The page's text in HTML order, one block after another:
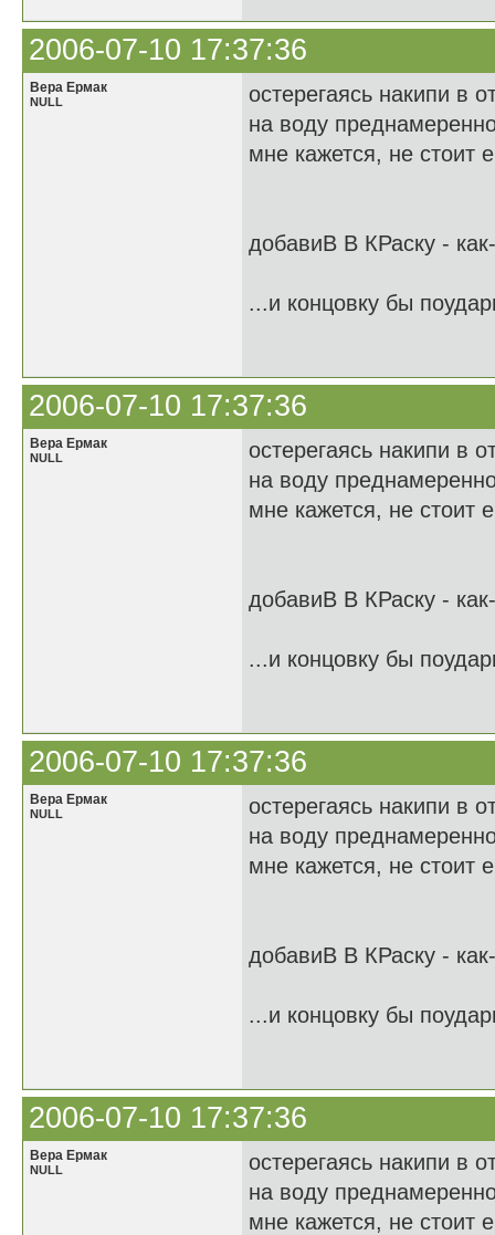
2006-07-10 17:37:36
Вера Ермак
NULL
остерегаясь накипи в
на воду
мне кажется, не стоит
добавиВ В КРаску -
...и концовку бы
2006-07-10 17:37:36
Вера Ермак
NULL
остерегаясь накипи в
на воду
мне кажется, не стоит
добавиВ В КРаску -
...и концовку бы
2006-07-10 17:37:36
Вера Ермак
NULL
остерегаясь накипи в
на воду
мне кажется, не стоит
добавиВ В КРаску -
...и концовку бы
2006-07-10 17:37:36
Вера Ермак
NULL
остерегаясь накипи в
на воду
мне кажется, не стоит